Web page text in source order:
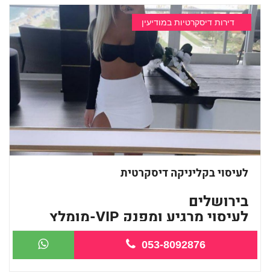
דירות דיסקרטיות במודיעין
לעיסוי בקליניקה דיסקרטית
בירושלים
לעיסוי מרגיע ומפנק VIP-מומלץ
לח...
053-8092876